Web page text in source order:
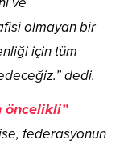
olmayan bir
için tüm
dedi.
öncelikli”
federasyonun